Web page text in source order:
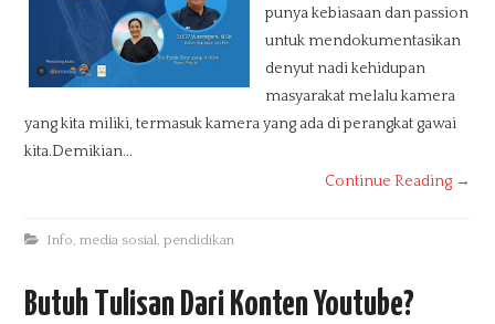
punya kebiasaan dan passion
untuk mendokumentasikan
denyut nadi kehidupan
masyarakat melalu kamera
yang kita miliki, termasuk kamera yang ada di perangkat gawai
kita.Demikian...
Continue Reading →
Info,media sosial,pendidikan
Butuh Tulisan Dari Konten Youtube?